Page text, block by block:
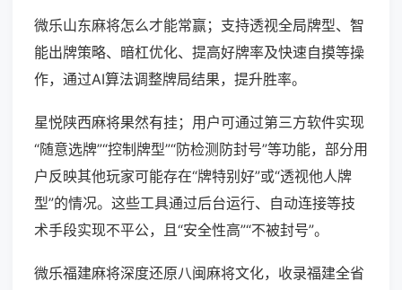
微乐山东麻将怎么才能常赢；支持透视全局牌型、智
能出牌策略、暗杠优化、提高好牌率及快速自摸等操
作，通过AI算法调整牌局结果，提升胜率。
星悦陕西麻将果然有挂；用户可通过第三方软件实现
“随意选牌”“控制牌型”“防检测防封号”等功能，部分用
户反映其他玩家可能存在“牌特别好”或“透视他人牌
型”的情况。这些工具通过后台运行、自动连接等技
术手段实现不平公，且“安全性高”“不被封号”。
微乐福建麻将深度还原八闽麻将文化，收录福建全省